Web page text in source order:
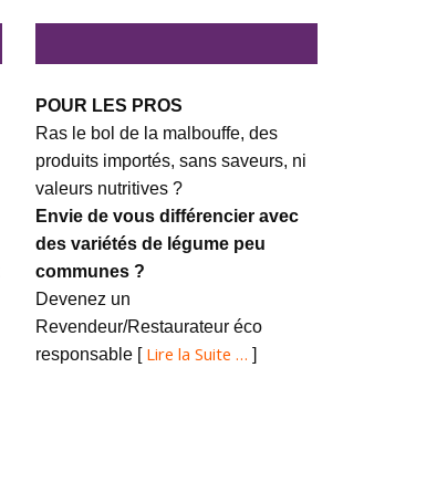
POUR LES PROS
Ras le bol de la malbouffe, des
produits importés, sans saveurs, ni
valeurs nutritives ?
Envie de vous différencier avec
des variétés de légume peu
communes ?
Devenez un
Revendeur/Restaurateur éco
responsable [ Lire la Suite … ]